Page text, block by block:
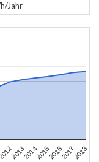
Jahr
201320142015201620172018